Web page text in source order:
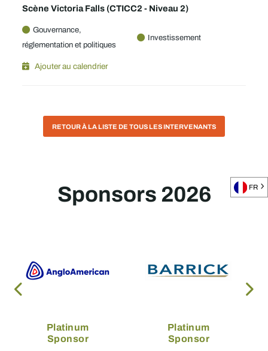
Scène Victoria Falls (CTICC2 - Niveau 2)
Gouvernance,
réglementation et politiques
Investissement
Ajouter au calendrier
RETOUR À LA LISTE DE TOUS LES INTERVENANTS
Sponsors 2026
Platinum
Sponsor
Platinum
Sponsor
FR